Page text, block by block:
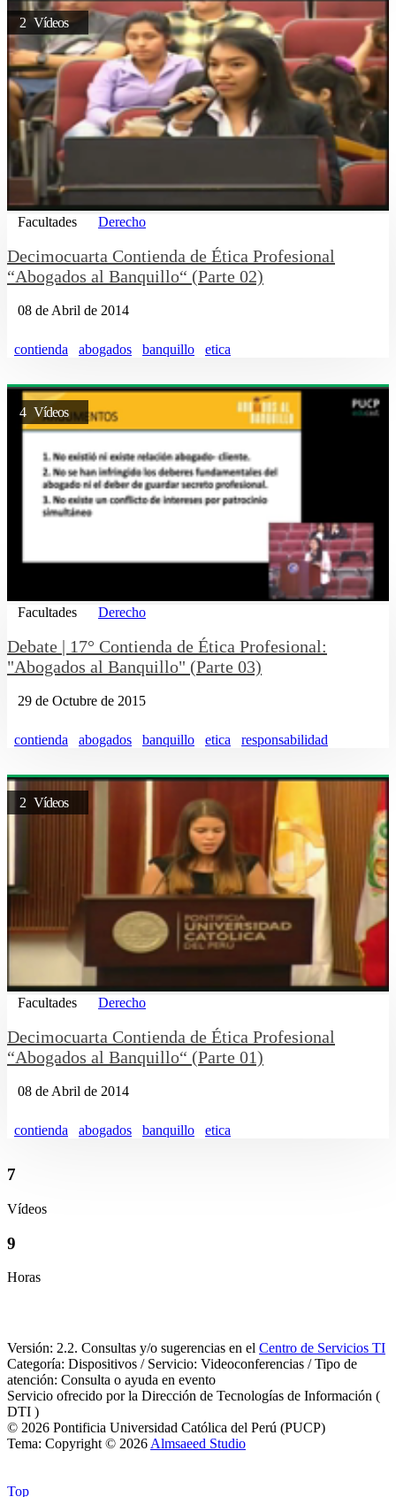
2 Vídeos
Facultades Derecho
Decimocuarta Contienda de Ética Profesional
“Abogados al Banquillo“ (Parte 02)
08 de Abril de 2014
contienda abogados banquillo etica
4 Vídeos
Facultades Derecho
Debate | 17° Contienda de Ética Profesional:
"Abogados al Banquillo" (Parte 03)
29 de Octubre de 2015
contienda abogados banquillo etica responsabilidad
2 Vídeos
Facultades Derecho
Decimocuarta Contienda de Ética Profesional
“Abogados al Banquillo“ (Parte 01)
08 de Abril de 2014
contienda abogados banquillo etica
7
Vídeos
9
Horas
Versión: 2.2. Consultas y/o sugerencias en el Centro de Servicios TI
Categoría: Dispositivos / Servicio: Videoconferencias / Tipo de
atención: Consulta o ayuda en evento
Servicio ofrecido por la Dirección de Tecnologías de Información (
DTI )
© 2026 Pontificia Universidad Católica del Perú (PUCP)
Tema: Copyright © 2026 Almsaeed Studio
Top